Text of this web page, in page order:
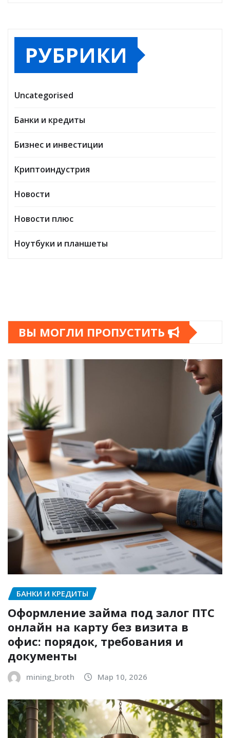
РУБРИКИ
Uncategorised
Банки и кредиты
Бизнес и инвестиции
Криптоиндустрия
Новости
Новости плюс
Ноутбуки и планшеты
ВЫ МОГЛИ ПРОПУСТИТЬ
БАНКИ И КРЕДИТЫ
Оформление займа под залог ПТС
онлайн на карту без визита в
офис: порядок, требования и
документы
mining_broth Мар 10, 2026